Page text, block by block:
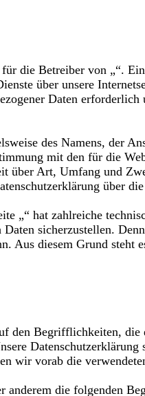
die Betreiber von „“.
über unsere
Daten
des Namens, der
mit den für die
Art, Umfang und
über
„“ hat zahlreiche
sicherzustellen.
Aus diesem Grund steht
den Begrifflichkeiten,
wir vorab die
anderem die folgenden